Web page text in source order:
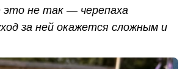
это не так — черепаха
за ней окажется сложным и